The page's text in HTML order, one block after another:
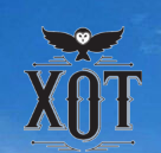
contenu